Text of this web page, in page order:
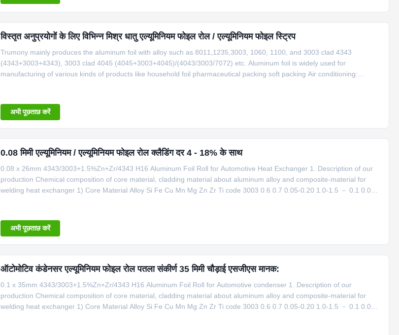
विस्तृत अनुप्रयोगों के लिए विभिन्न मिश्र धातु एल्यूमिनियम फोइल रोल / एल्यूमिनियम फोइल स्ट्रिप
Trumony mainly produces the aluminum foil with alloy such as 8011,1235,3003, 1060, 1100, and 3003 clad 4343
(4343+3003+4343), 3003 clad 4045 (4045+3003+4045)/(4043/3003/7072) etc. Aluminum foil is widely used for
manufacturing of various kinds of products like household foil pharmaceutical packing soft packing Air conditioning:
अभी पूछताछ करें
0.08 मिमी एल्यूमिनियम / एल्यूमिनियम फोइल रोल क्लैडिंग दर 4 - 18% के साथ
0.08 x 26mm 4343/3003+1.5%Zn+Zr/4343 H16 Aluminum Foil Roll for Automotive Heat Exchanger 1. Description of our
production Chemical composition of core material, cladding material about aluminum alloy and composite-material for
welding heat exchanger 1) Core Material Alloy Si Fe Cu Mn Mg Zn Zr Ti code 3003 0.6 0.7 0.05-0.20 1.0-1.5 － 0.1 0.05
अभी पूछताछ करें
ऑटोमोटिव कंडेनसर एल्यूमिनियम फोइल रोल पतला संकीर्ण 35 मिमी चौड़ाई एसजीएस मानक:
0.1 x 35mm 4343/3003+1.5%Zn+Zr/4343 H16 Aluminum Foil Roll for Automotive condenser 1. Description of our
production Chemical composition of core material, cladding material about aluminum alloy and composite-material for
welding heat exchanger 1) Core Material Alloy Si Fe Cu Mn Mg Zn Zr Ti code 3003 0.6 0.7 0.05-0.20 1.0-1.5 － 0.1 0.05